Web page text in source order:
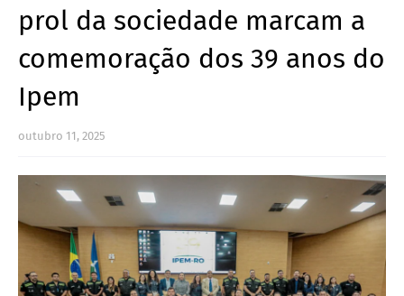
prol da sociedade marcam a
comemoração dos 39 anos do
Ipem
outubro 11, 2025